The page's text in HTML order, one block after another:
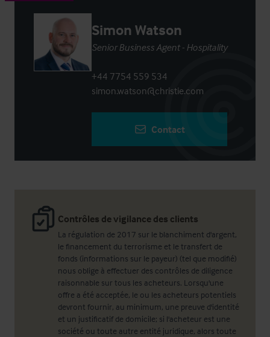
Contrôles de vigilance des clients
La régulation de 2017 sur le blanchiment d'argent,
le financement du terrorisme et le transfert de
fonds (informations sur le payeur) (tel que modifié)
nous oblige à effectuer des contrôles de diligence
raisonnable sur tous les acheteurs. Lorsqu'une
offre a été acceptée, le ou les acheteurs potentiels
devront fournir, au minimum, une preuve d'identité
et un justificatif de domicile; si l'acheteur est une
société ou toute autre entité juridique, alors toute
Simon Watson
Senior Business Agent - Hospitality
+44 7754 559 534
simon.watson@christie.com
Contact